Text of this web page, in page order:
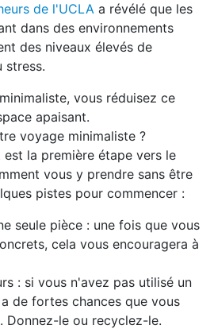
de l'UCLA a révélé que les
dans des environnements
des niveaux élevés de
stress.
vous réduisez ce
apaisant.
voyage minimaliste ?
est la première étape vers le
vous y prendre sans être
pistes pour commencer :
seule pièce : une fois que vous
cela vous encouragera à
: si vous n'avez pas utilisé un
de fortes chances que vous
Donnez-le ou recyclez-le.